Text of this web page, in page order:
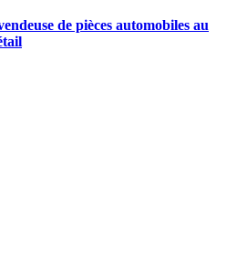
de pièces automobiles au